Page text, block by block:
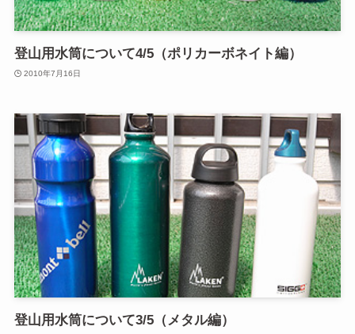
登山用水筒について4/5（ポリカーボネイト編）
2010年7月16日
登山用水筒について3/5（メタル編）